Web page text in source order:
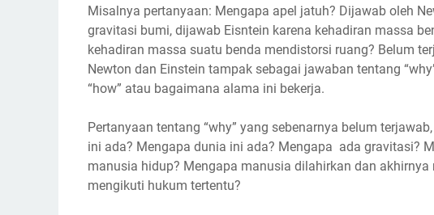
Misalnya pertanyaan: Mengapa apel jatuh? Dijawab oleh
gravitasi bumi, dijawab Eisntein karena kehadiran massa
kehadiran massa suatu benda mendistorsi ruang? Belum
Newton dan Einstein tampak sebagai jawaban tentang
“how” atau bagaimana alama ini bekerja.
Pertanyaan tentang “why” yang sebenarnya belum
ini ada? Mengapa dunia ini ada? Mengapa ada gravitasi?
manusia hidup? Mengapa manusia dilahirkan dan
mengikuti hukum tertentu?